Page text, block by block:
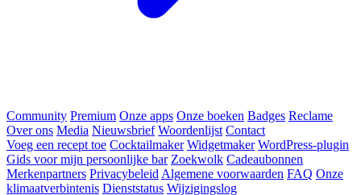
Community Premium Onze apps Onze boeken Badges Reclame
Over ons Media Nieuwsbrief Woordenlijst Contact
Voeg een recept toe Cocktailmaker Widgetmaker WordPress-plugin
Gids voor mijn persoonlijke bar Zoekwolk Cadeaubonnen
Merkenpartners Privacybeleid Algemene voorwaarden FAQ Onze
klimaatverbintenis Dienststatus Wijzigingslog